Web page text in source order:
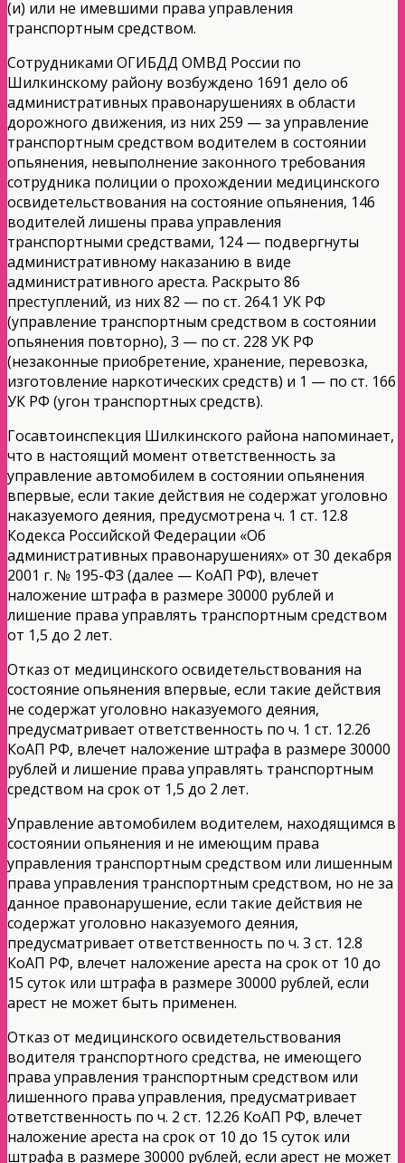
(и) или не имевшими права управления
транспортным средством.
Сотрудниками ОГИБДД ОМВД России по
Шилкинскому району возбуждено 1691 дело об
административных правонарушениях в области
дорожного движения, из них 259 — за управление
транспортным средством водителем в состоянии
опьянения, невыполнение законного требования
сотрудника полиции о прохождении медицинского
освидетельствования на состояние опьянения, 146
водителей лишены права управления
транспортными средствами, 124 — подвергнуты
административному наказанию в виде
административного ареста. Раскрыто 86
преступлений, из них 82 — по ст. 264.1 УК РФ
(управление транспортным средством в состоянии
опьянения повторно), 3 — по ст. 228 УК РФ
(незаконные приобретение, хранение, перевозка,
изготовление наркотических средств) и 1 — по ст. 166
УК РФ (угон транспортных средств).
Госавтоинспекция Шилкинского района напоминает,
что в настоящий момент ответственность за
управление автомобилем в состоянии опьянения
впервые, если такие действия не содержат уголовно
наказуемого деяния, предусмотрена ч. 1 ст. 12.8
Кодекса Российской Федерации «Об
административных правонарушениях» от 30 декабря
2001 г. № 195-ФЗ (далее — КоАП РФ), влечет
наложение штрафа в размере 30000 рублей и
лишение права управлять транспортным средством
от 1,5 до 2 лет.
Отказ от медицинского освидетельствования на
состояние опьянения впервые, если такие действия
не содержат уголовно наказуемого деяния,
предусматривает ответственность по ч. 1 ст. 12.26
КоАП РФ, влечет наложение штрафа в размере 30000
рублей и лишение права управлять транспортным
средством на срок от 1,5 до 2 лет.
Управление автомобилем водителем, находящимся в
состоянии опьянения и не имеющим права
управления транспортным средством или лишенным
права управления транспортным средством, но не за
данное правонарушение, если такие действия не
содержат уголовно наказуемого деяния,
предусматривает ответственность по ч. 3 ст. 12.8
КоАП РФ, влечет наложение ареста на срок от 10 до
15 суток или штрафа в размере 30000 рублей, если
арест не может быть применен.
Отказ от медицинского освидетельствования
водителя транспортного средства, не имеющего
права управления транспортным средством или
лишенного права управления, предусматривает
ответственность по ч. 2 ст. 12.26 КоАП РФ, влечет
наложение ареста на срок от 10 до 15 суток или
штрафа в размере 30000 рублей, если арест не может